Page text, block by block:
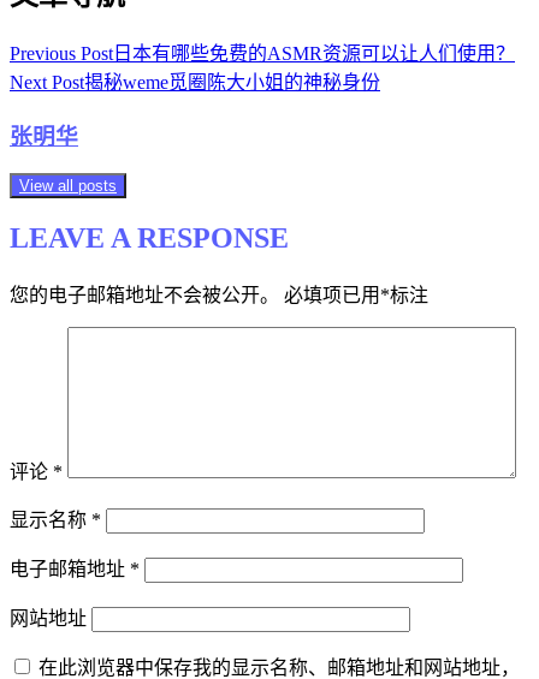
Previous Post 日本有哪些免费的ASMR资源可以让人们使用？
Next Post揭秘weme觅圈陈大小姐的神秘身份
张明华
View all posts
LEAVE A RESPONSE
您的电子邮箱地址不会被公开。 必填项已用 *标注
评论 *
显示名称 *
电子邮箱地址 *
网站地址
在此浏览器中保存我的显示名称、邮箱地址和网站地址，